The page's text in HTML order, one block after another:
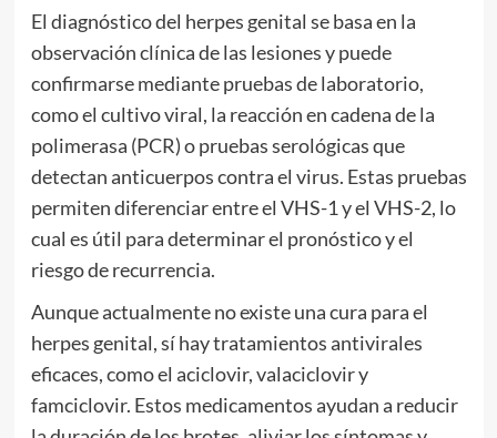
El diagnóstico del herpes genital se basa en la
observación clínica de las lesiones y puede
confirmarse mediante pruebas de laboratorio,
como el cultivo viral, la reacción en cadena de la
polimerasa (PCR) o pruebas serológicas que
detectan anticuerpos contra el virus. Estas pruebas
permiten diferenciar entre el VHS-1 y el VHS-2, lo
cual es útil para determinar el pronóstico y el
riesgo de recurrencia.
Aunque actualmente no existe una cura para el
herpes genital, sí hay tratamientos antivirales
eficaces, como el aciclovir, valaciclovir y
famciclovir. Estos medicamentos ayudan a reducir